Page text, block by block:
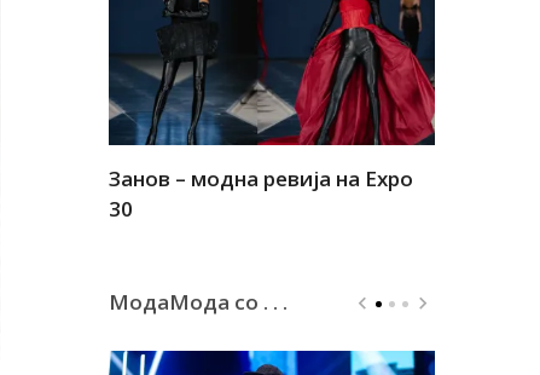
Занов – модна ревија на Expo
30
МодаМода со . . .